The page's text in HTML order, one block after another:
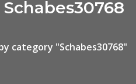
category "Schabes30768"